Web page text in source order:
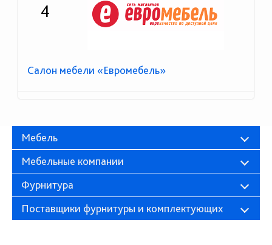
4
Салон мебели «Евромебель»
Мебель
Мебельные компании
Фурнитура
Поставщики фурнитуры и комплектующих